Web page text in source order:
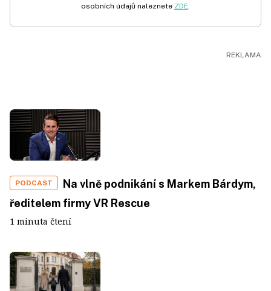
osobních údajů naleznete ZDE.
PODCAST
Na vlně podnikání s Markem Bárdym,
ředitelem firmy VR Rescue
1 minuta čtení